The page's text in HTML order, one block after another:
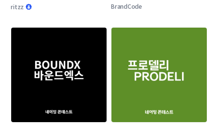
ritzz BrandCode